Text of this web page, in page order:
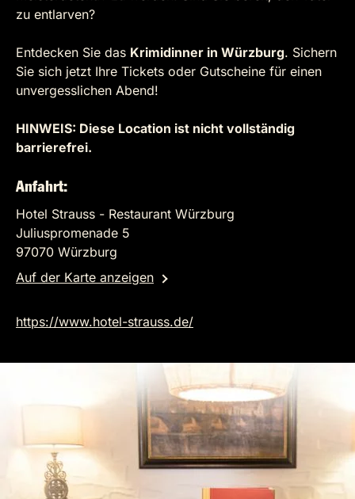
zu entlarven?
Entdecken Sie das Krimidinner in Würzburg. Sichern
Sie sich jetzt Ihre Tickets oder Gutscheine für einen
unvergesslichen Abend!
HINWEIS: Diese Location ist nicht vollständig
barrierefrei.
Anfahrt:
Hotel Strauss - Restaurant Würzburg
Juliuspromenade 5
97070 Würzburg
Auf der Karte anzeigen
https://www.hotel-strauss.de/